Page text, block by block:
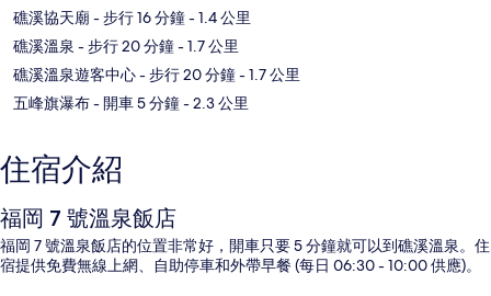
礁溪協天廟 - 步行 16 分鐘- 1.4 公里
礁溪溫泉 - 步行 20 分鐘- 1.7 公里
礁溪溫泉遊客中心- 步行 20 分鐘- 1.7 公里
五峰旗瀑布- 開車 5 分鐘- 2.3 公里
住宿介紹
福岡 7 號溫泉飯店
福岡 7 號溫泉飯店的位置非常好，開車只要 5 分鐘就可以到礁溪溫泉。住
宿提供免費無線上網、自助停車和外帶早餐 (每日 06:30 - 10:00 供應)。